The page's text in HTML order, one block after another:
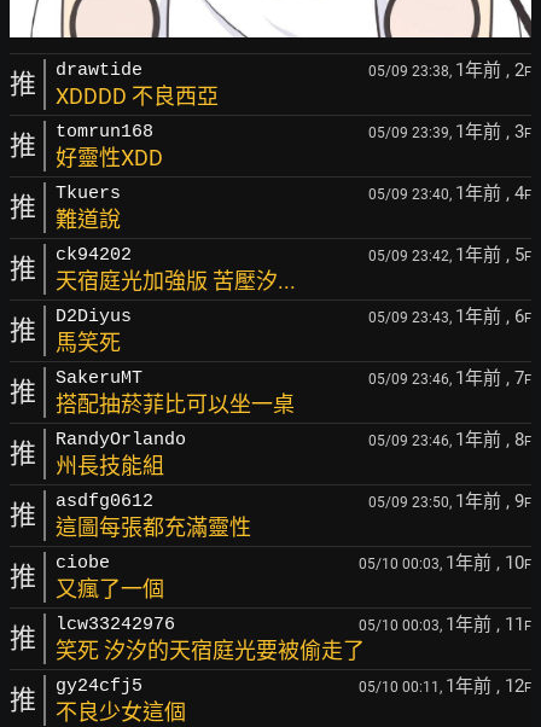
推 drawtide 05/09 23:38, 1年前 , 2F
XDDDD 不良西亞
推 tomrun168 05/09 23:39, 1年前 , 3F
好靈性XDD
推 Tkuers 05/09 23:40, 1年前 , 4F
難道說
推 ck94202 05/09 23:42, 1年前 , 5F
天宿庭光加強版 苦壓汐...
推 D2Diyus 05/09 23:43, 1年前 , 6F
馬笑死
推 SakeruMT 05/09 23:46, 1年前 , 7F
搭配抽菸菲比可以坐一桌
推 RandyOrlando 05/09 23:46, 1年前 , 8F
州長技能組
推 asdfg0612 05/09 23:50, 1年前 , 9F
這圖每張都充滿靈性
推 ciobe 05/10 00:03, 1年前 , 10F
又瘋了一個
推 lcw33242976 05/10 00:03, 1年前 , 11 F
笑死 汐汐的天宿庭光要被偷走了
推 gy24cfj5 05/10 00:11, 1年前 , 12F
不良少女這個